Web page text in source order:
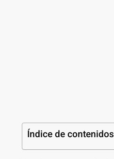
Índice de